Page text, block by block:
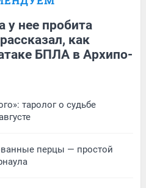
у нее пробита
как
БПЛА в Архипо-
таролог о судьбе
перцы — простой